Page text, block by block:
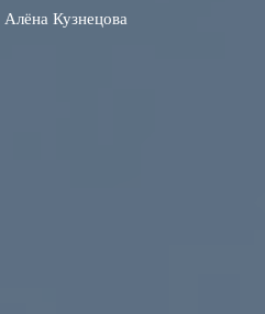
Алёна Кузнецова